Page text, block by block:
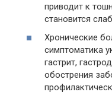
приводит к
становится
Хронические
симптоматика
гастрит,
обострения